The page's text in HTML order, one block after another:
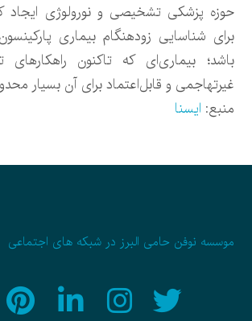
حوزه پزشکی تشخیصی و نورولوژی ایجاد
برای شناسایی زودهنگام بیماری
باشد؛ بیماری‌ای که تاکنون
غیرتهاجمی و قابل‌اعتماد برای آن بسیار
منبع: ایسنا
موسسه نوفن حامی البرز در شبکه های اجتماعی